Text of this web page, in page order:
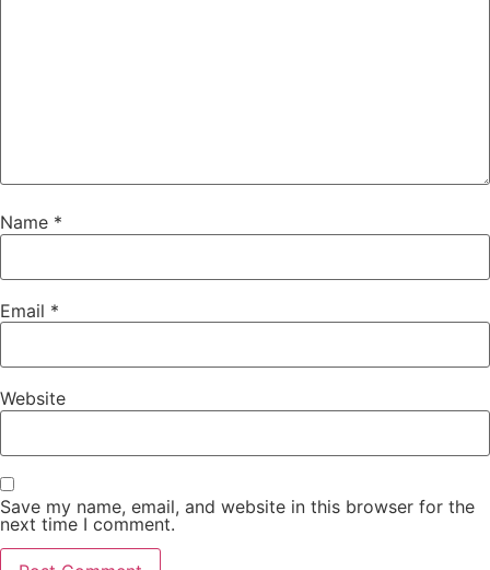
Name *
Email *
Website
Save my name, email, and website in this browser for the
next time I comment.